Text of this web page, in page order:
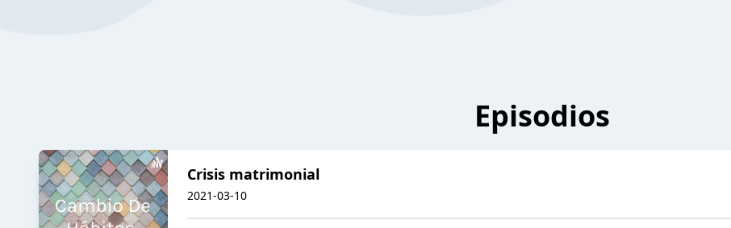
Episodios
Crisis matrimonial
2021-03-10